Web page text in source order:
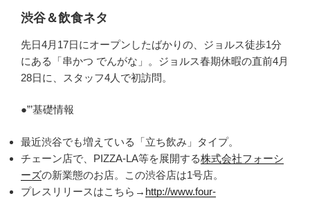
渋谷＆飲食ネタ
先日4月17日にオープンしたばかりの、ジョルス徒歩1分
にある「串かつ でんがな」。ジョルス春期休暇の直前4月
28日に、スタッフ4人で初訪問。
●”’基礎情報
最近渋谷でも増えている「立ち飲み」タイプ。
チェーン店で、PIZZA-LA等を展開する株式会社フォーシ
ーズの新業態のお店。この渋谷店は1号店。
プレスリリースはこちら→ http://www.four-